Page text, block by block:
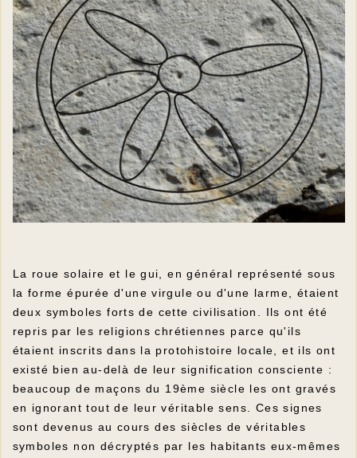
La roue solaire et le gui, en général représenté sous
la forme épurée d'une virgule ou d'une larme, étaient
deux symboles forts de cette civilisation. Ils ont été
repris par les religions chrétiennes parce qu'ils
étaient inscrits dans la protohistoire locale, et ils ont
existé bien au-delà de leur signification consciente :
beaucoup de maçons du 19ème siècle les ont gravés
en ignorant tout de leur véritable sens. Ces signes
sont devenus au cours des siècles de véritables
symboles non décryptés par les habitants eux-mêmes